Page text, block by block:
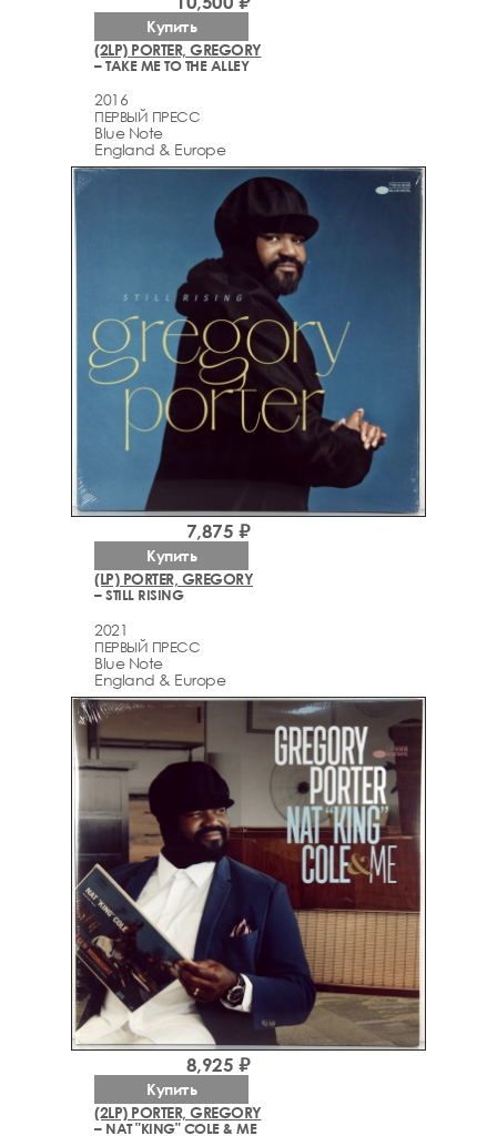
(2LP) PORTER, GREGORY
– TAKE ME TO THE ALLEY
2016
ПЕРВЫЙ ПРЕСС
Blue Note
England & Europe
Купить
(LP) PORTER, GREGORY
– STILL RISING
2021
ПЕРВЫЙ ПРЕСС
Blue Note
England & Europe
7,875 ₽
Купить
(2LP) PORTER, GREGORY
– NAT "KING" COLE & ME
8,925 ₽
Купить